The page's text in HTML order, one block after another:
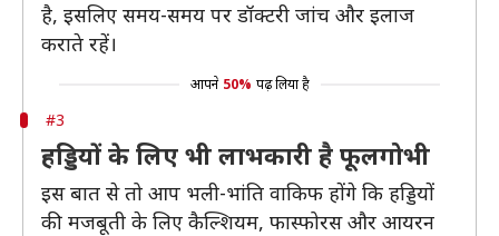
है, इसलिए समय-समय पर डॉक्टरी जांच और इलाज
कराते रहें।
आपने 50% पढ़ लिया है
#3
हड्डियों के लिए भी लाभकारी है फूलगोभी
इस बात से तो आप भली-भांति वाकिफ होंगे कि हड्डियों
की मजबूती के लिए कैल्शियम, फास्फोरस और आयरन